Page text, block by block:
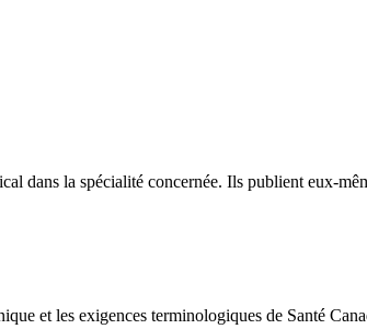
dans la spécialité concernée. Ils publient eux-
et les exigences terminologiques de Santé